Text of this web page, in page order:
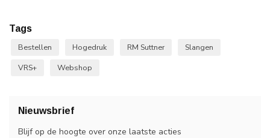
Tags
Bestellen
Hogedruk RM Suttner
Slangen
VRS+
Webshop
Nieuwsbrief
Blijf op de hoogte over onze laatste acties